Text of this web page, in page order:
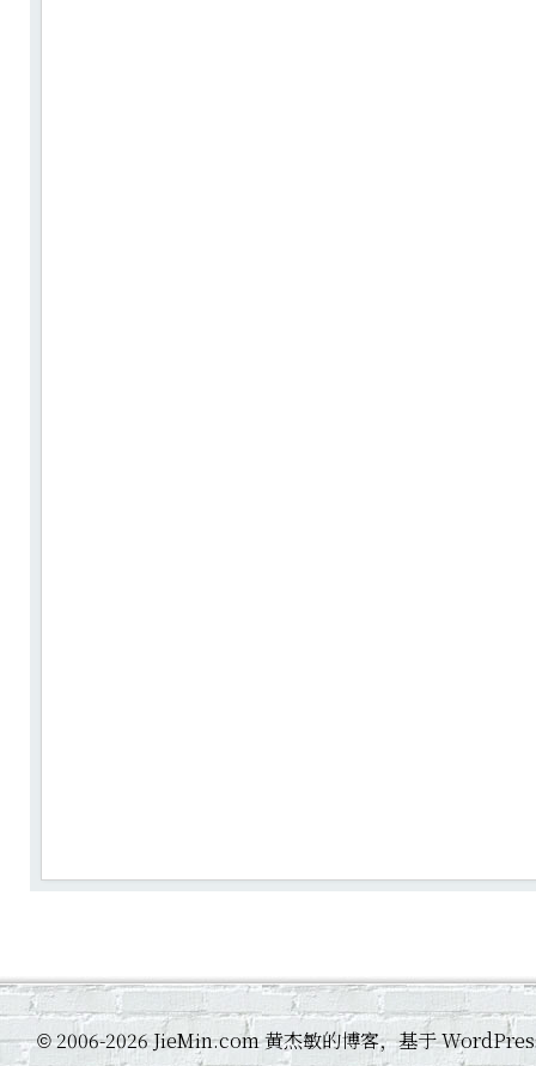
©2006-2026 JieMin.com 黄杰敏的博客，基于